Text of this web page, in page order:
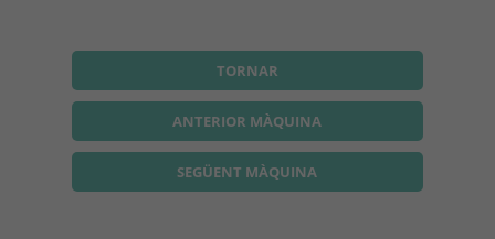
TORNAR
ANTERIOR MÀQUINA
SEGÜENT MÀQUINA